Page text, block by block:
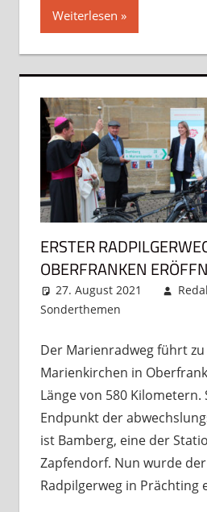
Weiterlesen
ERSTER
OBERFRANKEN
27. August 2021
Sonderthemen
Der Marienradweg führt
Marienkirchen in
Länge von 580 Kilometern.
Endpunkt der
ist Bamberg, eine der
Zapfendorf. Nun wurde
Radpilgerweg in Prächting